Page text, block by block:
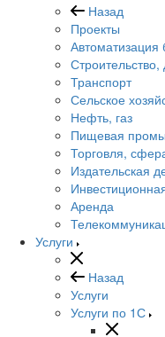
Назад
Проекты
Автоматизация
Транспорт
Сельское
Нефть, газ
Пищевая
Торговля,
Издательская
Аренда
Услуги
Назад
Услуги
Услуги по 1С